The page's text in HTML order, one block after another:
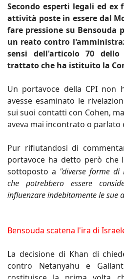
Secondo esperti legali ed ex
attività poste in essere dal
fare pressione su Bensouda
un reato contro
sensi dell'articolo 70
trattato che ha istituito la
Un portavoce della CPI non
avesse esaminato le
sui suoi contatti con Cohen,
aveva mai incontrato o parlato
Pur rifiutandosi di
portavoce ha detto però che
sottoposto a "diverse forme di
che potrebbero essere
influenzare indebitamente le sue
Bensouda scatena l'ira di
La decisione di Khan di
contro Netanyahu e